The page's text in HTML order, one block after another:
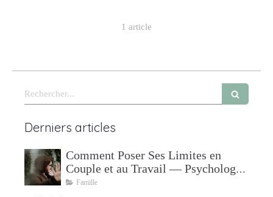
1 article
Rechercher
Derniers articles
Comment Poser Ses Limites en
Couple et au Travail — Psychologue
à Mudaison
Famille